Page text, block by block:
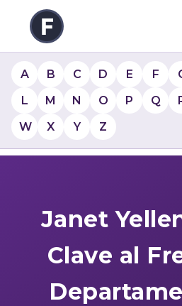
A B C D E F
L
M N O P Q
W
X Y Z
Janet
Clave al